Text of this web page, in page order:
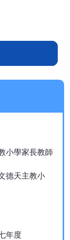
小學家長教師
德天主教小
年度